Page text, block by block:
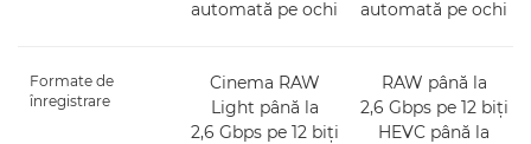
automată pe ochi
automată pe ochi
Formate de
înregistrare
Cinema RAW
Light până la
2,6 Gbps pe 12 biţi
RAW până la
2,6 Gbps pe 12 biţi
HEVC până la